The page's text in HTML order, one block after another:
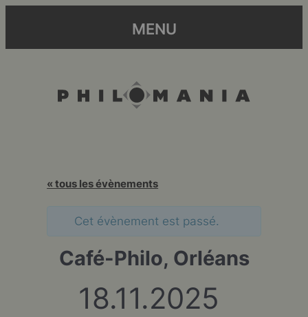
MENU
« tous les évènements
Cet évènement est passé.
Café-Philo, Orléans
18.11.2025